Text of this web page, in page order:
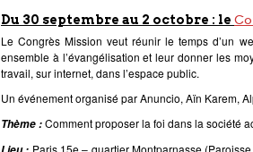
Du 30 septembre au 2 octobre : le
Le Congrès Mission veut réunir le temps d’un
ensemble à l’évangélisation et leur donner les
travail, sur internet, dans l’espace public.
Un événement organisé par Anuncio, Aïn Karem,
Thème :Comment proposer la foi dans la société
Paris 15e – quartier Montparnasse